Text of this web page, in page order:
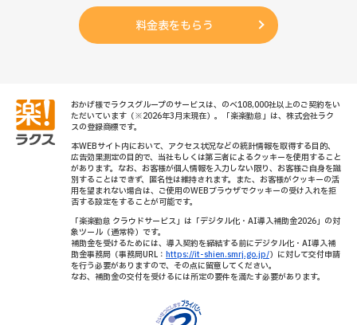
料金表をもらう
おかげ様でラクスグループのサービスは、のべ108,000社以上のご契約をい
ただいています（※2026年3月末現在）。「楽楽勤怠」は、株式会社ラク
スの登録商標です。
本WEBサイト内において、アクセス状況などの統計情報を取得する目的、
広告効果測定の目的で、当社もしくは第三者によるクッキーを使用すること
があります。なお、お客様が個人情報を入力しない限り、お客様ご自身を識
別することはできず、匿名性は維持されます。また、お客様がクッキーの活
用を望まれない場合は、ご使用のWEBブラウザでクッキーの受け入れを拒
否する設定をすることが可能です。
「楽楽勤怠 クラウドサービス」は「デジタル化・AI導入補助金2026」の対
象ツール（通常枠）です。
補助金を受けるためには、導入契約を締結する前にデジタル化・AI導入補
助金事務局（事務局URL： https://it-shien.smrj.go.jp/）に対して交付申請
を行う必要がありますので、その点に留意してください。
なお、補助金の交付を受けるには所定の要件を満たす必要があります。